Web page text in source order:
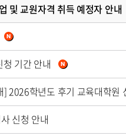
및 교원자격 취득 예정자 안내
기간 안내
2026학년도 후기 교육대학원
신청 안내